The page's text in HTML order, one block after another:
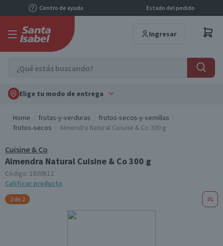
Centro de ayuda Estado del pedido
Ingresar
Elige tu modo de entrega
Home frutas-y-verduras
frutos-secos-y-semillas
frutos-secos
Almendra Natural Cuisine & Co 300 g
Cuisine & Co
Almendra Natural Cuisine & Co 300 g
Código: 1800812
Calificar producto
2 de 2